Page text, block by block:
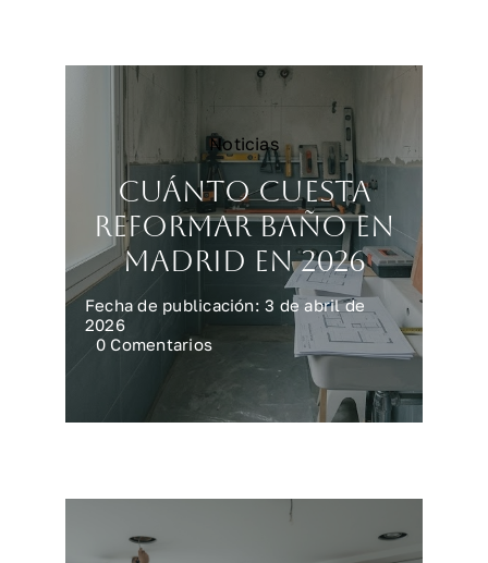
Noticias
Cuánto cuesta
reformar baño en
Madrid en 2026
Fecha de publicación: 3 de abril de
2026
0 Comentarios
Cuánto
reformar
baño
2026